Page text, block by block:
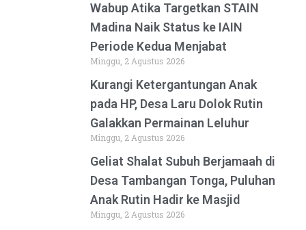
Wabup Atika Targetkan STAIN
Madina Naik Status ke IAIN
Periode Kedua Menjabat
Minggu, 2 Agustus 2026
Kurangi Ketergantungan Anak
pada HP, Desa Laru Dolok Rutin
Galakkan Permainan Leluhur
Minggu, 2 Agustus 2026
Geliat Shalat Subuh Berjamaah di
Desa Tambangan Tonga, Puluhan
Anak Rutin Hadir ke Masjid
Minggu, 2 Agustus 2026